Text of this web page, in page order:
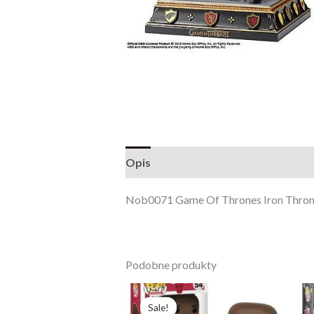
Opis
Nob0071 Game Of Thrones Iron
Podobne produkty
Sale!
Sale!
Pierwotna
cena
cena